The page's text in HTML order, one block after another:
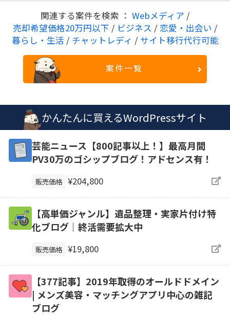
関連する案件を検索 ： Webメディア /
売却希望価格20万円以下 / ビジネス / 恋愛・出会い /
暮らし・生活 / チャットレディ / サイト移行代行可能
案件一覧
かんたんに買えるWordPressサイト
芸能ニュース【800記事以上！】最高月間
PV30万のゴシップブログ！アドセンス有！
販売価格 ¥204,800
【高単価ジャンル】遺品整理・実家片付け特
化ブログ｜終活需要拡大中
販売価格 ¥19,800
【377記事】2019年取得のオールドドメイン
| メンズ美容・マッチングアプリ中心の雑記
ブログ